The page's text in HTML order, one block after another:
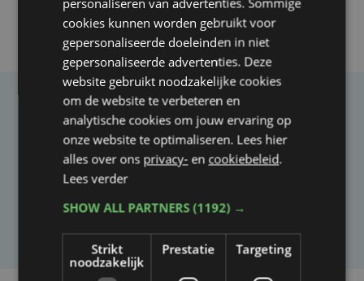
Taalfout opgemerkt?
Heb je een taal- of schrijffout opgemerkt in dit
artikel?
Laat het ons weten
cookies kunnen worden gebruikt voor
gepersonaliseerde doeleinden in niet
gepersonaliseerde advertenties. Deze
website gebruikt noodzakelijke cookies
om de website te verbeteren en
analytische cookies om jouw ervaring op
onze website te optimaliseren. Lees hier
alles over ons privacy- en cookiebeleid.
Lees verder
SHOW ALL PARTNERS(1192) →
Strikt
noodzakelijk
Prestatie Targeting